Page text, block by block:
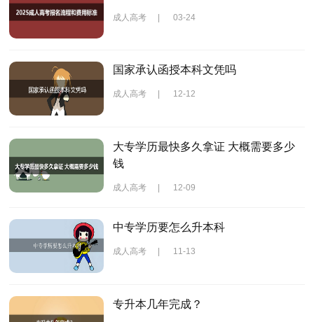
成人高考 | 03-24
国家承认函授本科文凭吗
成人高考 12-12
大专学历最快多久拿证 大概需要多少
钱
成人高考 12-09
中专学历要怎么升本科
成人高考 11-13
专升本几年完成？